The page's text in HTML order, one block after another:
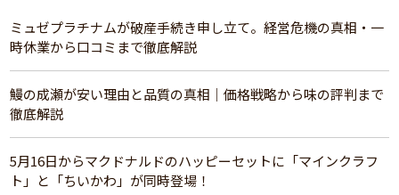
ミュゼプラチナムが破産手続き申し立て。経営危機の真相・一
時休業から口コミまで徹底解説
鰻の成瀬が安い理由と品質の真相｜価格戦略から味の評判まで
徹底解説
5月16日からマクドナルドのハッピーセットに「マインクラフ
ト」と「ちいかわ」が同時登場！